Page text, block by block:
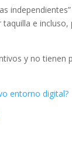
e incluso,
y no tienen
entorno digital?